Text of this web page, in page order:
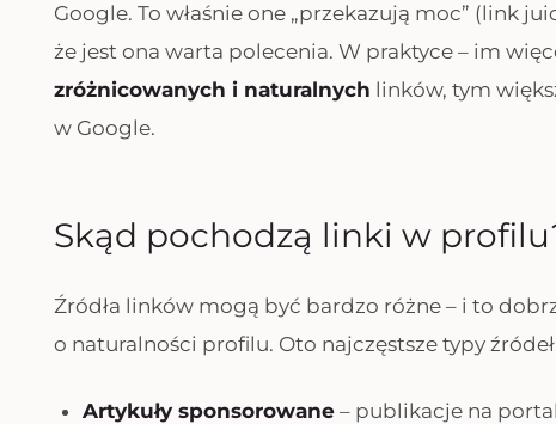
Google. To właśnie one „przekazują moc” (link
że jest ona warta polecenia. W praktyce – im
zróżnicowanych i naturalnych linków, tym
w Google.
Skąd pochodzą linki w
Źródła linków mogą być bardzo różne – i to
o naturalności profilu. Oto najczęstsze typy
Artykuły sponsorowane – publikacje na